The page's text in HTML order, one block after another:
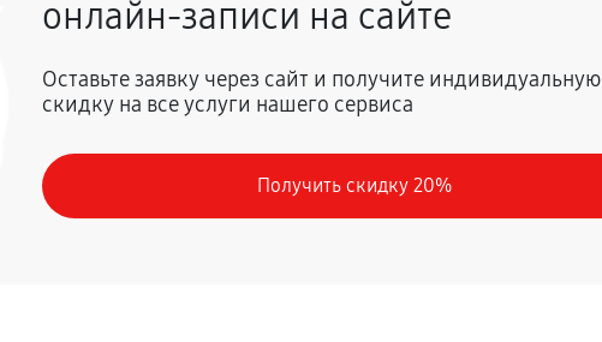
онлайн-записи на сайте
Оставьте заявку через сайт и получите индивидуальную
скидку на все услуги нашего сервиса
Получить скидку 20%